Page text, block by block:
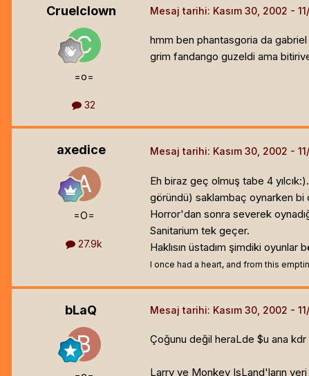
Cruelclown
=o=
32
Mesaj tarihi: Kasım 30, 2002
hmm ben phantasgoria da
grim fandango guzeldi ama
axedice
=O=
27.9k
Mesaj tarihi: Kasım 30, 2002
Eh biraz geç olmuş tabe 4
göründü) saklambaç oynarken bi
Horror'dan sonra severek
Sanitarium tek geçer.
Haklısın üstadım şimdiki
I once had a heart, and from this
bLaQ Mesaj tarihi: Kasım 30, 2002
Çoğunu değil heraLde $u ana kdr
Larry ve Monkey IsLand'ların yeri